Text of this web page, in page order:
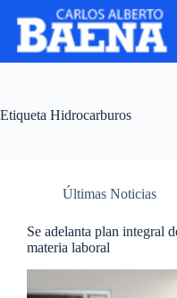
Etiqueta Hidrocarburos
Últimas Noticias
Se adelanta plan integral
materia laboral